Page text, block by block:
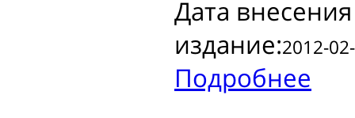
Дата
издание:2012-
Подробнее